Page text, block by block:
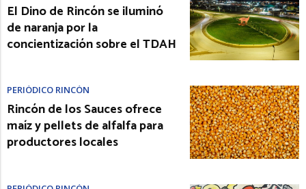
El Dino de Rincón se iluminó
de naranja por la
concientización sobre el TDAH
PERIÓDICO RINCÓN
Rincón de los Sauces ofrece
maíz y pellets de alfalfa para
productores locales